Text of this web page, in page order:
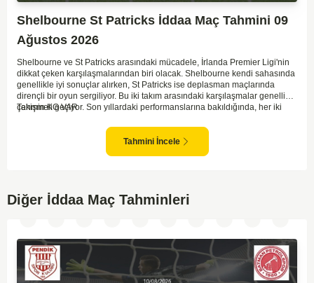
Shelbourne St Patricks İddaa Maç Tahmini 09
Ağustos 2026
Shelbourne ve St Patricks arasındaki mücadele, İrlanda Premier Ligi'nin
dikkat çeken karşılaşmalarından biri olacak. Shelbourne kendi sahasında
genellikle iyi sonuçlar alırken, St Patricks ise deplasman maçlarında
dirençli bir oyun sergiliyor. Bu iki takım arasındaki karşılaşmalar genellikle
çekişmeli geçiyor. Son yıllardaki performanslarına bakıldığında, her iki
bozulmayabilir ancak her iki takım da gol atmak için fırsatlar arayacaktır.
İki tarafın da savunmada dikkatli olması maçın sonucunu belirleyecek.
Tahmin KG VAR
Tahmini İncele
Diğer İddaa Maç Tahminleri